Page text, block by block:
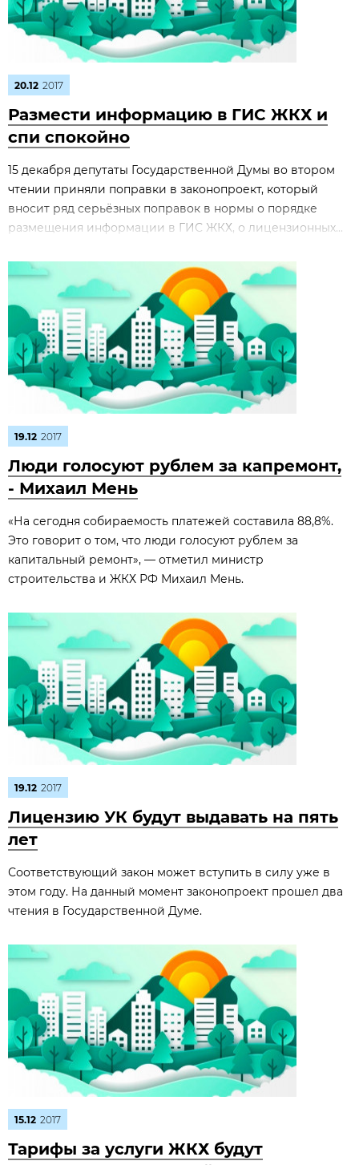
20.12 2017
Размести информацию в ГИС ЖКХ и
спи спокойно
15 декабря депутаты Государственной Думы во втором
чтении приняли поправки в законопроект, который
вносит ряд серьёзных поправок в нормы о порядке
размещения информации в ГИС ЖКХ, о лицензионных...
19.12 2017
Люди голосуют рублем за капремонт,
- Михаил Мень
«На сегодня собираемость платежей составила 88,8%.
Это говорит о том, что люди голосуют рублем за
капитальный ремонт», — отметил министр
строительства и ЖКХ РФ Михаил Мень.
19.12 2017
Лицензию УК будут выдавать на пять
лет
Соответствующий закон может вступить в силу уже в
этом году. На данный момент законопроект прошел два
чтения в Государственной Думе.
15.12 2017
Тарифы за услуги ЖКХ будут